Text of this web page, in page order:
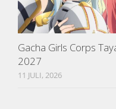
Gacha Girls Corps
2027
11 JULI, 2026